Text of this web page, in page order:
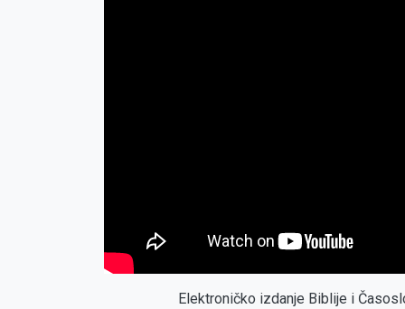
Elektroničko izdanje Biblije i